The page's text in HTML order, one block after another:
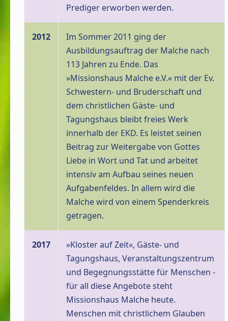
Prediger erworben werden.
2012
Im Sommer 2011 ging der
Ausbildungsauftrag der Malche nach
113 Jahren zu Ende. Das
»Missionshaus Malche e.V.« mit der Ev.
Schwestern- und Bruderschaft und
dem christlichen Gäste- und
Tagungshaus bleibt freies Werk
innerhalb der EKD. Es leistet seinen
Beitrag zur Weitergabe von Gottes
Liebe in Wort und Tat und arbeitet
intensiv am Aufbau seines neuen
Aufgabenfeldes. In allem wird die
Malche wird von einem Spenderkreis
getragen.
2017
»Kloster auf Zeit«, Gäste- und
Tagungshaus, Veranstaltungszentrum
und Begegnungsstätte für Menschen -
für all diese Angebote steht
Missionshaus Malche heute.
Menschen mit christlichem Glauben